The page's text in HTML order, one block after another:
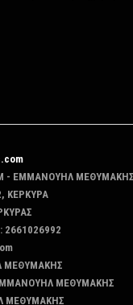
- ΕΜΜΑΝΟΥΗΛ
ΚΕΡΚΥΡΑ
ΜΕΘΥΜΑΚΗΣ
ΜΕΘΥΜΑΚΗΣ
ΜΕΘΥΜΑΚΗΣ